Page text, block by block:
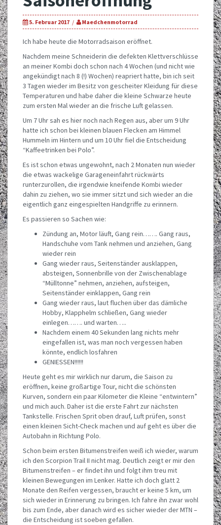
5. Februar 2017 Maedchenmotorrad
Ich habe heute die Motorradsaison eröffnet.
Nachdem meine Schneiderin die defekten Klettverschlüsse
an meiner Kombi doch schon nach 4 Wochen (und nicht wie
angekündigt nach 8 (!) Wochen) reapriert hatte, bin ich seit
3 Tagen wieder im Besitz von gescheiter Kleidung für diese
Temperaturen und habe daher die kleine Schwarze heute
zum ersten Mal wieder an die frische Luft gelassen.
Um 7 Uhr sah es hier noch nach Regen aus, aber um 9 Uhr
hatte ich schon bei kleinen blauen Flecken am Himmel
Hummeln im Hintern und um 10 Uhr fiel die Entscheidung
“Kaffeetrinken bei Polo”.
Es ist schon etwas ungewohnt, nach 2 Monaten nun wieder
die etwas wackelige Garageneinfahrt rückwärts
runterzurollen, die irgendwie kneifende Kombi wieder
dahin zu ziehen, wo sie immer sitzt und sich wieder an die
eigentlich ganz eingespielten Handgriffe zu erinnern.
Es passieren so Sachen wie:
Zündung an, Motor läuft, Gang rein……. Gang raus,
Handschuhe vom Tank nehmen und anziehen, Gang
wieder rein
Gang wieder raus, Seitenständer ausklappen,
absteigen, Sonnenbrille von der Zwischenablage
“Mülltonne” nehmen, anziehen, aufsteigen,
Seitenständer einklappen, Gang rein
Gang wieder raus, laut fluchen über das dämliche
Hobby, Klapphelm schließen, Gang wieder
einlegen……. und warten…..
Nachdem einem 40 Sekunden lang nichts mehr
eingefallen ist, was man noch vergessen haben
könnte, endlich losfahren
GENIESSEN!!!!!!
Heute geht es mir wirklich nur darum, die Saison zu
eröffnen, keine großartige Tour, nicht die schönsten
Kurven, sondern ein paar Kilometer die Kleine “entwintern”
und mich auch. Daher ist die erste Fahrt zur nächsten
Tankstelle. Frischen Sprit oben drauf, Luft prüfen, sonst
einen kleinen Sicht-Check machen und auf geht es über die
Autobahn in Richtung Polo.
Schon beim ersten Bitumenstreifen weiß ich wieder, warum
ich den Scorpion Trail II nicht mag. Deutlich zeigt er mir den
Bitumenstreifen – er findet ihn und folgt ihm treu mit
kleinen Bewegungen im Lenker. Hatte ich doch glatt 2
Monate den Reifen vergessen, braucht er keine 5 km, um
sich wieder in Erinnerung zu bringen. Ich fahre ihn zwar wohl
bis zum Ende, aber danach wird es sicher wieder der MTN –
die Entscheidung ist soeben gefallen.